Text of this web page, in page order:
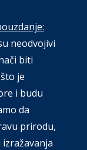
neodvojivi
biti
je
i budu
da
prirodu,